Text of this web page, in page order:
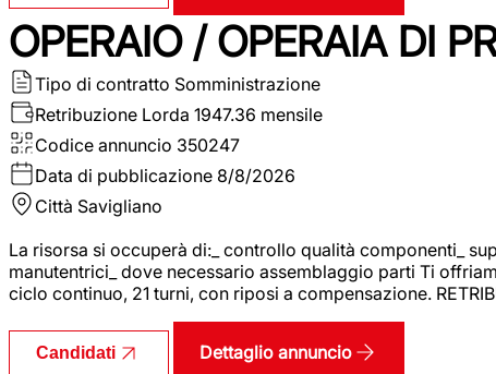
OPERAIO / OPERAIA DI
Tipo di contratto Somministrazione
Retribuzione Lorda 1947.36 mensile
Codice annuncio 350247
Data di pubblicazione 8/8/2026
Città Savigliano
La risorsa si occuperà di:_ controllo qualità componenti_
manutentrici_ dove necessario assemblaggio parti Ti
ciclo continuo, 21 turni, con riposi a compensazione.
Candidati Dettaglio annuncio